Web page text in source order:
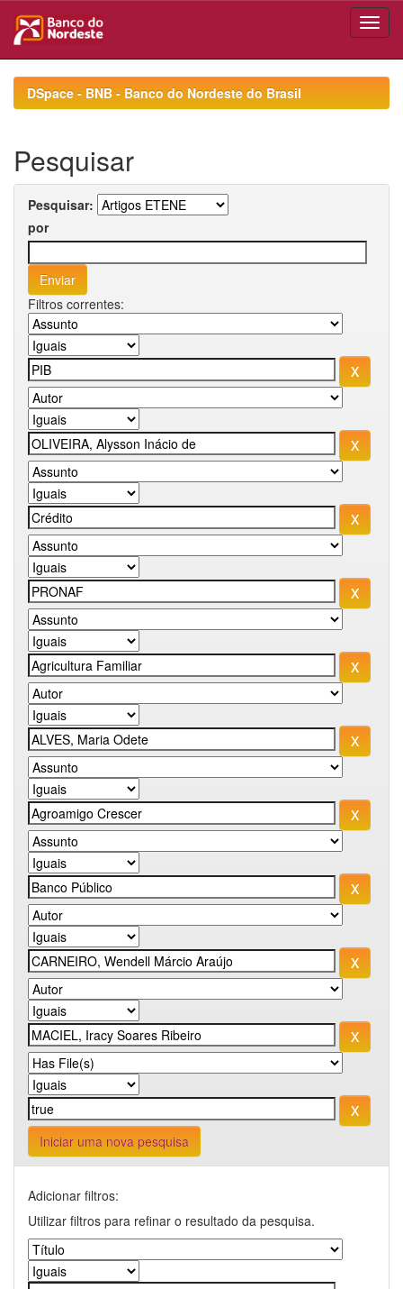
navigationDSpace - BNB - Banco do Nordeste do Brasil
Pesquisar
Pesquisar:
por
Filtros correntes:
Iniciar uma nova pesquisa
Adicionar filtros:
Utilizar filtros para refinar o resultado da pesquisa.